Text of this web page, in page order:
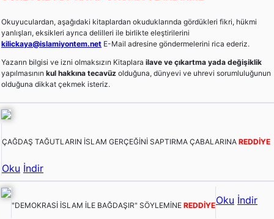
Okuyuculardan, aşağıdaki kitaplardan okuduklarında gördükleri fikri, hükmi
yanlışları, eksikleri ayrıca delilleri ile birlikte eleştirilerini
kilickaya@islamiyontem.net E-Mail adresine göndermelerini rica ederiz.
Yazarın bilgisi ve izni olmaksızın Kitaplara ilave ve çıkartma yada değişiklik
yapılmasının kul hakkına tecavüz olduğuna, dünyevi ve uhrevi sorumluluğunun
olduğuna dikkat çekmek isteriz.
ÇAĞDAŞ TAĞUTLARIN İSLAM GERÇEĞİNİ SAPTIRMA ÇABALARINA REDDİYE
Oku İndir
"DEMOKRASİ İSLAM İLE BAĞDAŞIR" SÖYLEMİNE REDDİYEOku İndir